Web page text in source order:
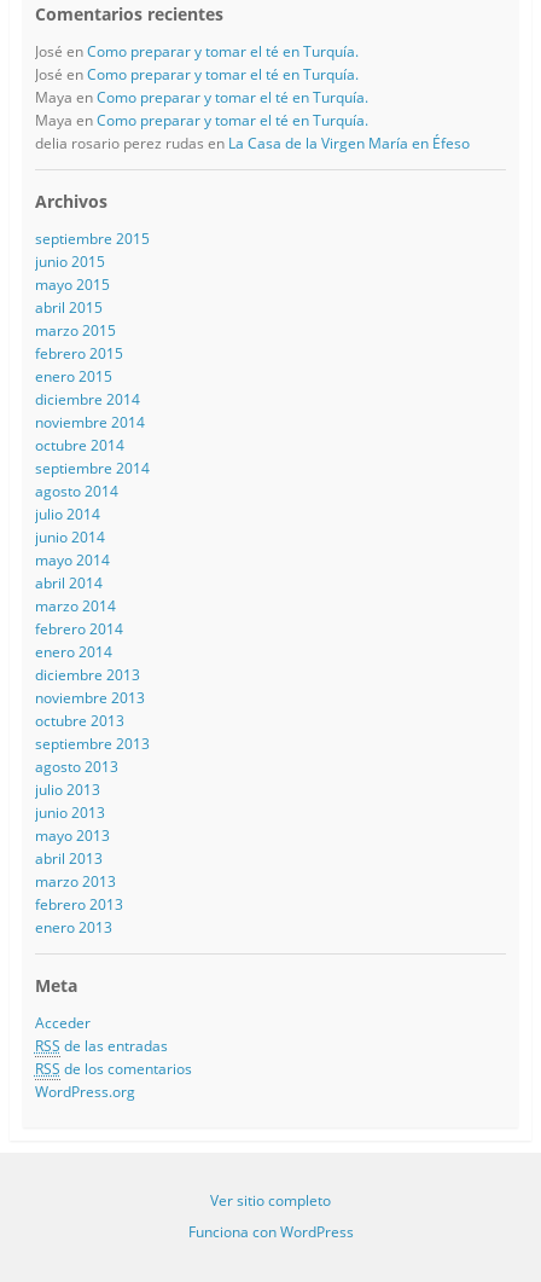
Comentarios recientes
José enComo preparar y tomar el té en Turquía.
José enComo preparar y tomar el té en Turquía.
Maya enComo preparar y tomar el té en Turquía.
Maya enComo preparar y tomar el té en Turquía.
delia rosario perez rudas en La Casa de la Virgen María en Éfeso
Archivos
septiembre 2015
junio 2015
mayo 2015
abril 2015
marzo 2015
febrero 2015
enero 2015
diciembre 2014
noviembre 2014
octubre 2014
septiembre 2014
agosto 2014
julio 2014
junio 2014
mayo 2014
abril 2014
marzo 2014
febrero 2014
enero 2014
diciembre 2013
noviembre 2013
octubre 2013
septiembre 2013
agosto 2013
julio 2013
junio 2013
mayo 2013
abril 2013
marzo 2013
febrero 2013
enero 2013
Meta
Acceder
RSS de las entradas
RSS de los comentarios
WordPress.org
Ver sitio completo
Funciona con WordPress